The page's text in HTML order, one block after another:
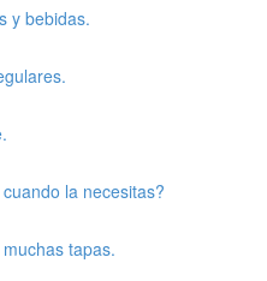
y bebidas.
la necesitas?
tapas.